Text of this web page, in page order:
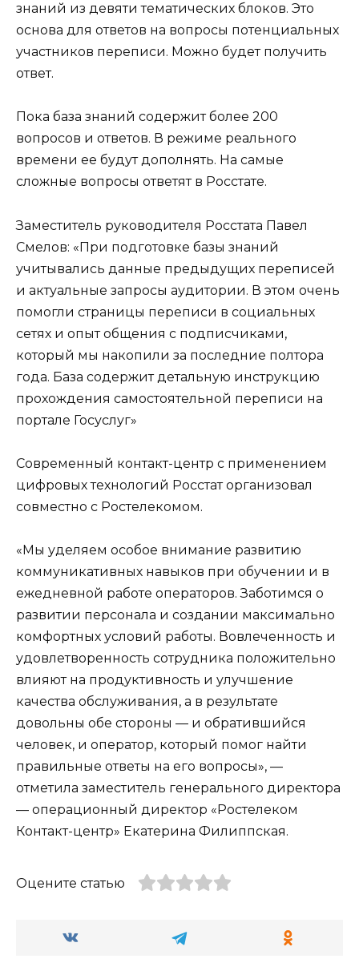
знаний из девяти тематических блоков. Это
основа для ответов на вопросы потенциальных
участников переписи. Можно будет получить
ответ.
Пока база знаний содержит более 200
вопросов и ответов. В режиме реального
времени ее будут дополнять. На самые
сложные вопросы ответят в Росстате.
Заместитель руководителя Росстата Павел
Смелов: «При подготовке базы знаний
учитывались данные предыдущих переписей
и актуальные запросы аудитории. В этом очень
помогли страницы переписи в социальных
сетях и опыт общения с подписчиками,
который мы накопили за последние полтора
года. База содержит детальную инструкцию
прохождения самостоятельной переписи на
портале Госуслуг»
Современный контакт-центр с применением
цифровых технологий Росстат организовал
совместно с Ростелекомом.
«Мы уделяем особое внимание развитию
коммуникативных навыков при обучении и в
ежедневной работе операторов. Заботимся о
развитии персонала и создании максимально
комфортных условий работы. Вовлеченность и
удовлетворенность сотрудника положительно
влияют на продуктивность и улучшение
качества обслуживания, а в результате
довольны обе стороны — и обратившийся
человек, и оператор, который помог найти
правильные ответы на его вопросы», —
отметила заместитель генерального директора
— операционный директор «Ростелеком
Контакт-центр» Екатерина Филиппская.
Оцените статью